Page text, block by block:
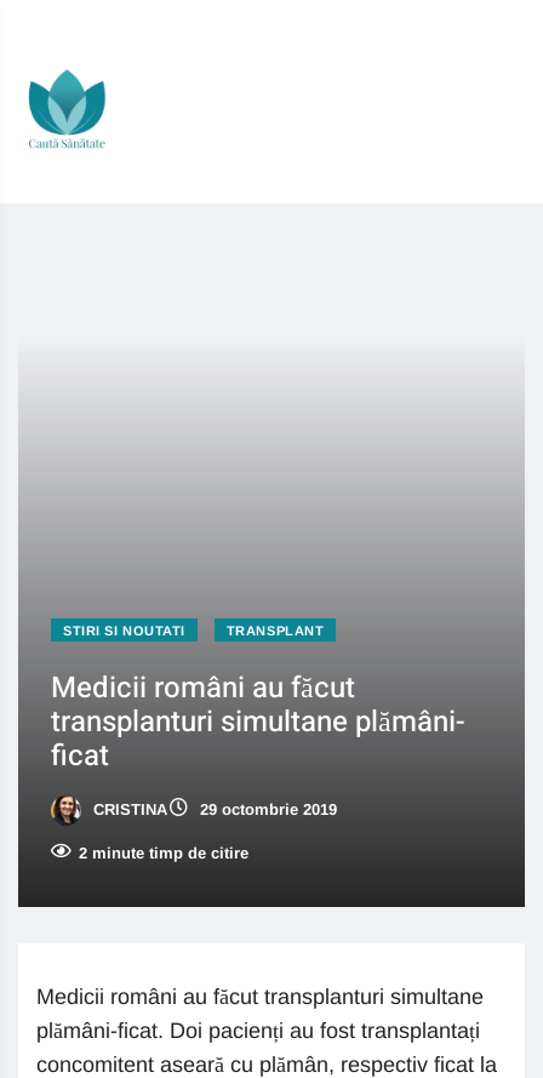
STIRI SI NOUTATI TRANSPLANT
Medicii români au făcut
transplanturi simultane plămâni-
ficat
CRISTINA 29 octombrie 2019
2 minute timp de citire
Medicii români au făcut transplanturi simultane
plămâni-ficat. Doi pacienți au fost transplantați
concomitent aseară cu plămân, respectiv ficat la